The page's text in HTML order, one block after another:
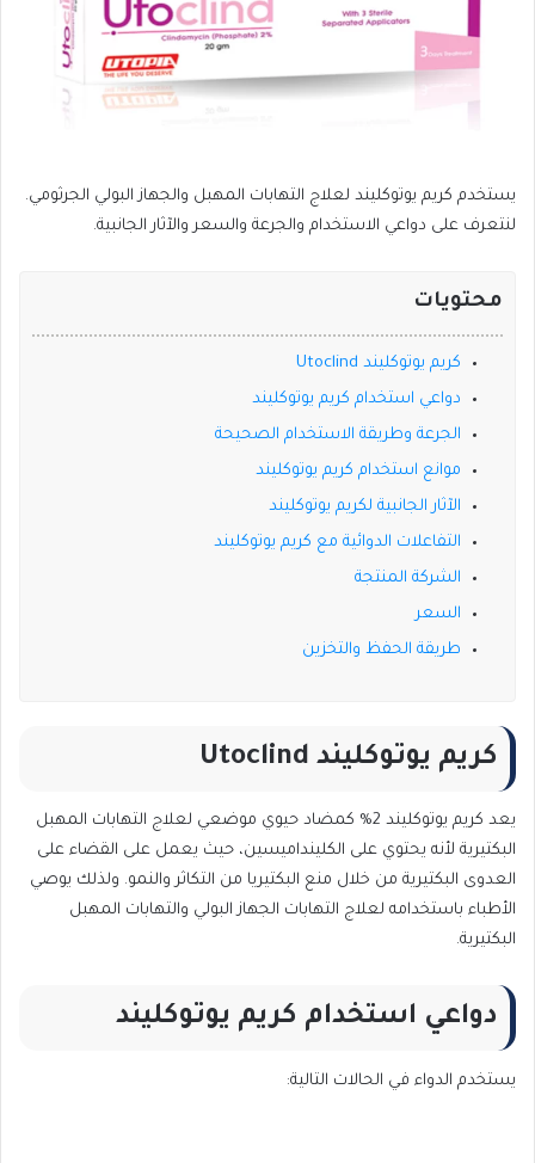
يستخدم كريم يوتوكليند لعلاج التهابات المهبل والجهاز البولي الجرثومي.
لنتعرف على دواعي الاستخدام والجرعة والسعر والآثار الجانبية.
محتويات
كريم يوتوكليند Utoclind
دواعي استخدام كريم يوتوكليند
الجرعة وطريقة الاستخدام الصحيحة
موانع استخدام كريم يوتوكليند
الآثار الجانبية لكريم يوتوكليند
التفاعلات الدوائية مع كريم يوتوكليند
الشركة المنتجة
السعر
طريقة الحفظ والتخزين
كريم يوتوكليند Utoclind
يعد كريم يوتوكليند 2% كمضاد حيوي موضعي لعلاج التهابات المهبل
البكتيرية لأنه يحتوي على الكلينداميسين، حيث يعمل على القضاء على
العدوى البكتيرية من خلال منع البكتيريا من التكاثر والنمو. ولذلك يوصي
الأطباء باستخدامه لعلاج التهابات الجهاز البولي والتهابات المهبل
البكتيرية.
دواعي استخدام كريم يوتوكليند
يستخدم الدواء في الحالات التالية: